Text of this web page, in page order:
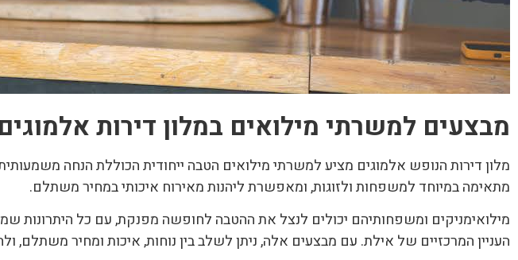
מבצעים למשרתי מילואים במלון דירות אלמוגים
מלון דירות הנופש אלמוגים מציע למשרתי מילואים הטבה ייחודית הכוללת הנחה
מתאימה במיוחד למשפחות ולזוגות, ומאפשרת ליהנות מאירוח איכותי במחיר משתלם.
מילואימניקים ומשפחותיהם יכולים לנצל את ההטבה לחופשה מפנקת, עם כל היתרונות
העניין המרכזיים של אילת. עם מבצעים אלה, ניתן לשלב בין נוחות, איכות ומחיר משתלם,